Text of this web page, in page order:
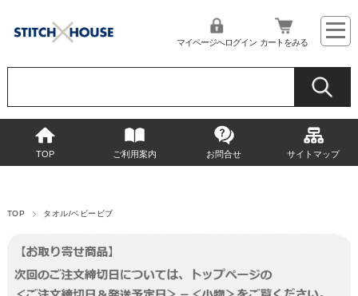
マイページへログイン カートをみる
TOP ご利用案内 お問合せ サイトマップ
TOP タオル/ベビービブ